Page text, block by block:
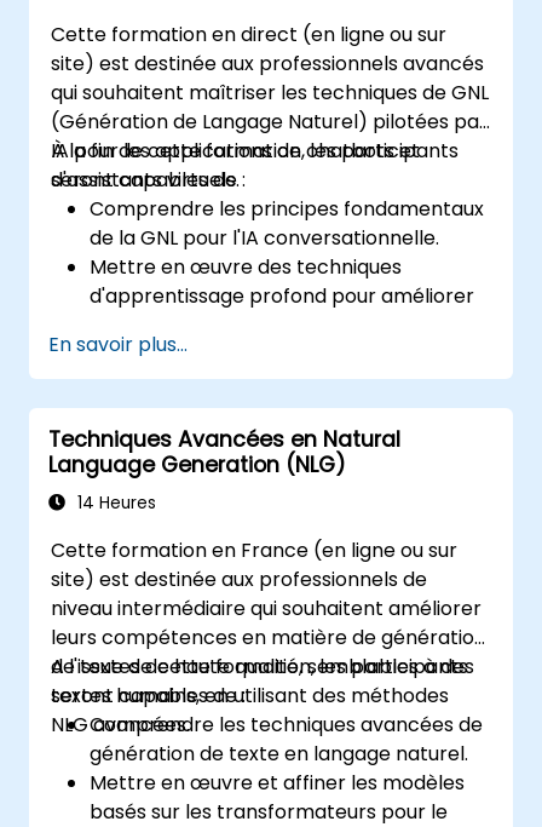
Cette formation en direct (en ligne ou sur
site) est destinée aux professionnels avancés
qui souhaitent maîtriser les techniques de GNL
(Génération de Langage Naturel) pilotées par
IA pour les applications de chatbots et
d'assistants virtuels.
À la fin de cette formation, les participants
seront capables de :
Comprendre les principes fondamentaux
de la GNL pour l'IA conversationnelle.
Mettre en œuvre des techniques
d'apprentissage profond pour améliorer
Intégrer des modèles GNL à la pointe
comme le GPT-3 dans les frameworks de
chatbot.
Appliquer l'IA contextuelle pour améliorer
la cohérence et la fluidité
conversationnelle.
En savoir plus...
Techniques Avancées en Natural
Language Generation (NLG)
14 Heures
Cette formation en France (en ligne ou sur
site) est destinée aux professionnels de
niveau intermédiaire qui souhaitent améliorer
leurs compétences en matière de génération
de textes de haute qualité, semblables à des
textes humains, en utilisant des méthodes
NLG avancées.
A l'issue de cette formation, les participants
seront capables de :
Comprendre les techniques avancées de
génération de texte en langage naturel.
Mettre en œuvre et affiner les modèles
basés sur les transformateurs pour le